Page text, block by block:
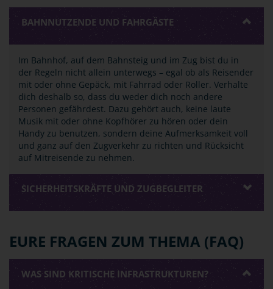
BAHNNUTZENDE UND FAHRGÄSTE
Im Bahnhof, auf dem Bahnsteig und im Zug bist du in
der Regeln nicht allein unterwegs – egal ob als Reisender
mit oder ohne Gepäck, mit Fahrrad oder Roller. Verhalte
dich deshalb so, dass du weder dich noch andere
Personen gefährdest. Dazu gehört auch, keine laute
Musik mit oder ohne Kopfhörer zu hören oder dein
Handy zu benutzen, sondern deine Aufmerksamkeit voll
und ganz auf den Zugverkehr zu richten und Rücksicht
auf Mitreisende zu nehmen.
SICHERHEITSKRÄFTE UND ZUGBEGLEITER
EURE FRAGEN ZUM THEMA (FAQ)
WAS SIND KRITISCHE INFRASTRUKTUREN?